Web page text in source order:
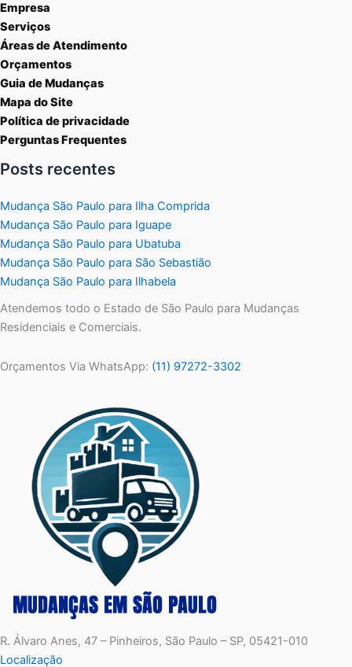
Empresa
Serviços
Áreas de Atendimento
Orçamentos
Guia de Mudanças
Mapa do Site
Política de privacidade
Perguntas Frequentes
Posts recentes
Mudança São Paulo para Ilha Comprida
Mudança São Paulo para Iguape
Mudança São Paulo para Ubatuba
Mudança São Paulo para São Sebastião
Mudança São Paulo para Ilhabela
Atendemos todo o Estado de São Paulo para Mudanças
Residenciais e Comerciais.
Orçamentos Via WhatsApp: (11) 97272-3302
R. Álvaro Anes, 47 – Pinheiros, São Paulo – SP, 05421-010
Localização